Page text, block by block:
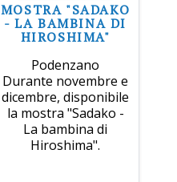
MOSTRA "SADAKO
- LA BAMBINA DI
HIROSHIMA"
Podenzano
Durante novembre e
dicembre, disponibile
la mostra "Sadako -
La bambina di
Hiroshima".